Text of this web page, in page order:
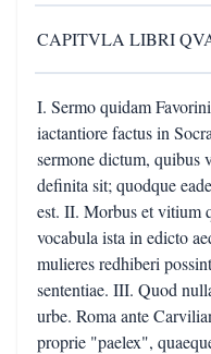
CAPITVLA LIBRI
I. Sermo quidam
iactantiore factus in
sermone dictum, quibus
definita sit; quodque
est. II. Morbus et vitium
vocabula ista in edicto
mulieres redhiberi
sententiae. III. Quod
urbe. Roma ante
proprie "paelex",